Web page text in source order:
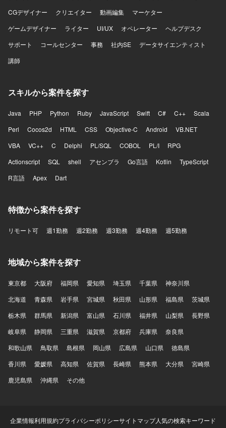
CGデザイナー
クリエイター 動画編集
マーケター
ゲームデザイナー
ライター UI/UX オペレーター
ヘルプデスク
サポート
コールセンター 事務 社内SE
データサイエンティスト
講師
スキルから案件を探す
Java PHP Python Ruby JavaScript Swift C# C++
Scala
Perl
Cocos2d HTML CSS Objective-C Android
VB.NET
VBA
VC++ C Delphi PL/SQL COBOL PL/I
RPG
Actionscript
SQL shell アセンブラ Go言語 Kotlin
TypeScript
R言語
Apex Dart
特徴から案件を探す
リモート可 週1勤務 週2勤務 週3勤務 週4勤務 週5勤務
地域から案件を探す
東京都 大阪府 福岡県 愛知県 埼玉県 千葉県
神奈川県
北海道
青森県 岩手県 宮城県 秋田県 山形県 福島県
茨城県
栃木県
群馬県 新潟県 富山県 石川県 福井県 山梨県
長野県
岐阜県
静岡県 三重県 滋賀県 京都府 兵庫県
奈良県
和歌山県
鳥取県 島根県 岡山県 広島県 山口県
徳島県
香川県
愛媛県 高知県 佐賀県 長崎県 熊本県 大分県
宮崎県
鹿児島県
沖縄県 その他
企業情報利用規約プライバシーポリシーサイトマップ人気の検索キーワード